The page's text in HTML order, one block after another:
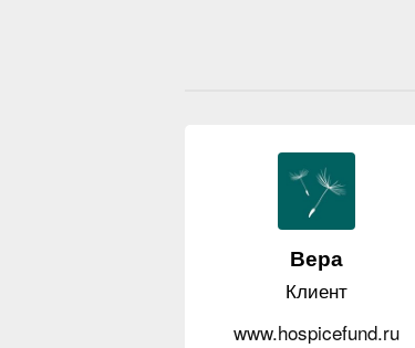
Вера
Клиент
www.hospicefund.ru